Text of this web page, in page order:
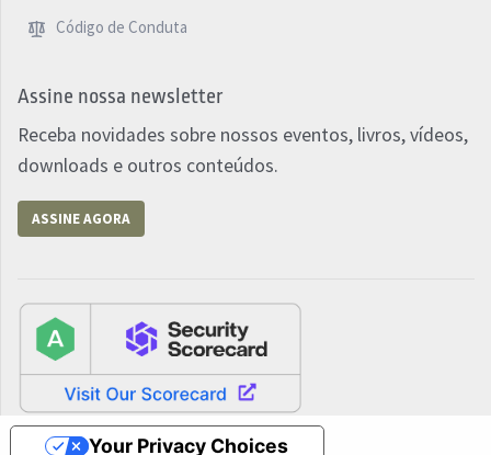
Código de Conduta
Assine nossa newsletter
Receba novidades sobre nossos eventos, livros, vídeos,
downloads e outros conteúdos.
ASSINE AGORA
Your Privacy Choices